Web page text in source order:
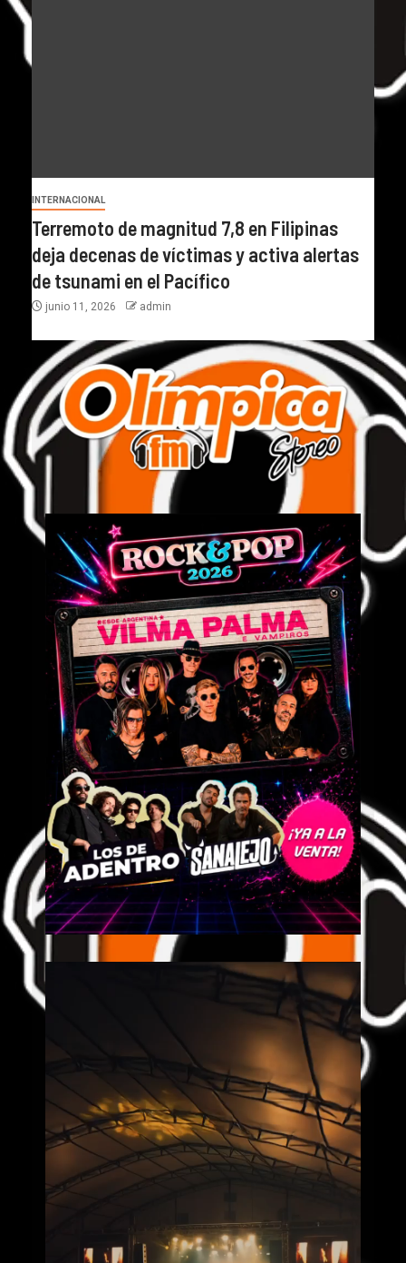
INTERNACIONAL
Terremoto de magnitud 7,8 en Filipinas
deja decenas de víctimas y activa alertas
de tsunami en el Pacífico
junio 11, 2026 admin